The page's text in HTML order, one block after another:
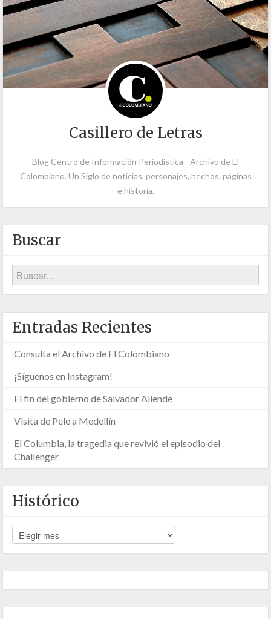
Casillero de Letras
Blog Centro de Información Periodística - Archivo de El
Colombiano. Un Siglo de noticias, personajes, hechos, páginas
e historia.
Buscar
Entradas Recientes
Consulta el Archivo de El Colombiano
¡Síguenos en Instagram!
El fin del gobierno de Salvador Allende
Visita de Pele a Medellín
El Columbia, la tragedia que revivió el episodio del
Challenger
Histórico